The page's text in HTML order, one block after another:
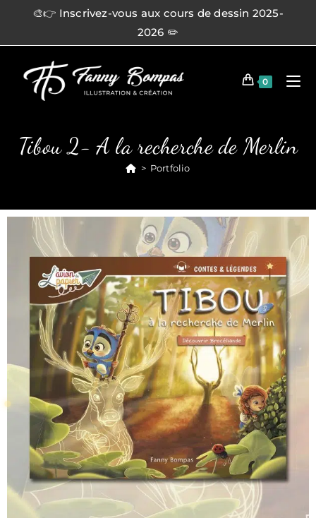
🎨👉 Inscrivez-vous aux cours de dessin 2025-
2026 ✏️
0
Tibou 2- A la recherche de Merlin
> Portfolio